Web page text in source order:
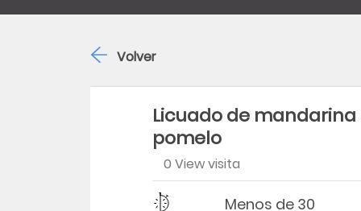
Licuado de mandarina
pomelo
0 View visita
Dificultad
Tiempo Menos de 30
Volver